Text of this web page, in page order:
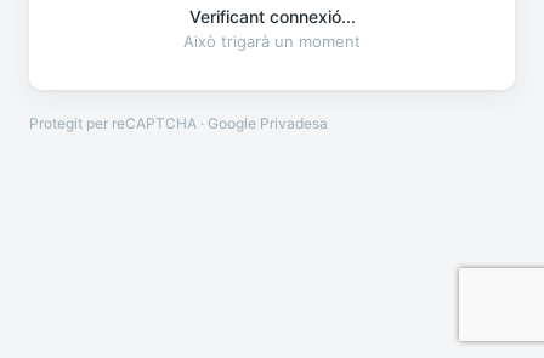
Verificant connexió...
Això trigarà un moment
Protegit per reCAPTCHA · Google Privadesa